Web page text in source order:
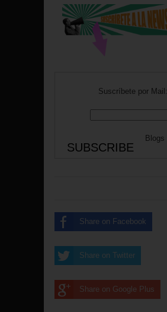
Suscríbete por Mail:
Blogs
Share on Facebook
Share on Twitter
Share on Google Plus